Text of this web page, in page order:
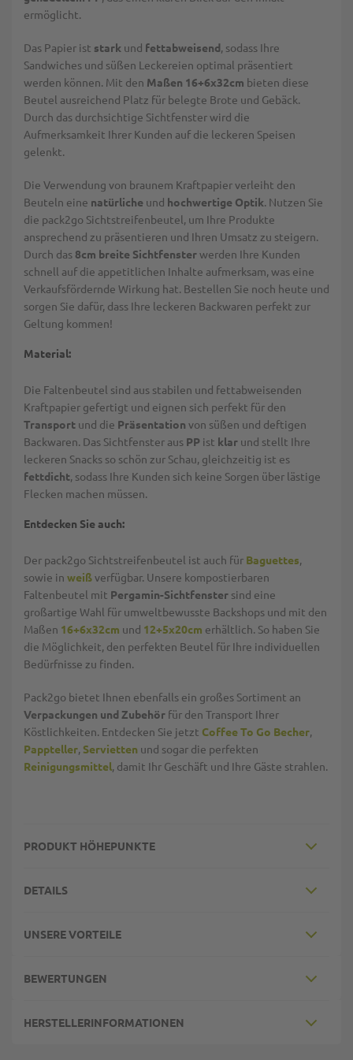
ermöglicht.
Das Papier ist stark und fettabweisend, sodass Ihre
Sandwiches und süßen Leckereien optimal präsentiert
werden können. Mit den Maßen 16+6x32cm bieten diese
Beutel ausreichend Platz für belegte Brote und Gebäck.
Durch das durchsichtige Sichtfenster wird die
Aufmerksamkeit Ihrer Kunden auf die leckeren Speisen
gelenkt.
Die Verwendung von braunem Kraftpapier verleiht den
Beuteln eine natürliche und hochwertige Optik. Nutzen Sie
die pack2go Sichtstreifenbeutel, um Ihre Produkte
ansprechend zu präsentieren und Ihren Umsatz zu steigern.
Durch das 8cm breite Sichtfensterwerden Ihre Kunden
schnell auf die appetitlichen Inhalte aufmerksam, was eine
Verkaufsfördernde Wirkung hat. Bestellen Sie noch heute und
sorgen Sie dafür, dass Ihre leckeren Backwaren perfekt zur
Geltung kommen!
Material:
Die Faltenbeutel sind aus stabilen und fettabweisenden
Kraftpapier gefertigt und eignen sich perfekt für den
Transport und die Präsentation von süßen und deftigen
Backwaren. Das Sichtfenster aus PP ist klar und stellt Ihre
leckeren Snacks so schön zur Schau, gleichzeitig ist es
fettdicht, sodass Ihre Kunden sich keine Sorgen über lästige
Flecken machen müssen.
Entdecken Sie auch:
Der pack2go Sichtstreifenbeutel ist auch für Baguettes,
sowie in weißverfügbar. Unsere kompostierbaren
Faltenbeutel mit Pergamin-Sichtfenster sind eine
großartige Wahl für umweltbewusste Backshops und mit den
Maßen 16+6x32cm und 12+5x20cm erhältlich. So haben Sie
die Möglichkeit, den perfekten Beutel für Ihre individuellen
Bedürfnisse zu finden.
Pack2go bietet Ihnen ebenfalls ein großes Sortiment an
Verpackungen und Zubehör für den Transport Ihrer
Köstlichkeiten. Entdecken Sie jetzt Coffee To Go Becher,
Pappteller, Servietten und sogar die perfekten
Reinigungsmittel, damit Ihr Geschäft und Ihre Gäste strahlen.
PRODUKT HÖHEPUNKTE
DETAILS
UNSERE VORTEILE
BEWERTUNGEN
HERSTELLERINFORMATIONEN